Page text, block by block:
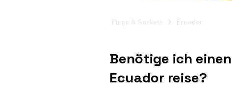
Plugs & Sockets Ecuador
Benötige ich
Ecuador reise?